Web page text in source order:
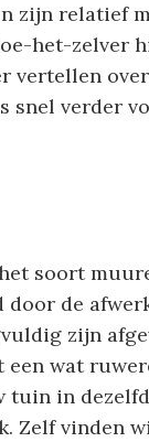
zijn relatief
het-zelver
vertellen
snel verder
soort
de
zijn
een wat
tuin in
Zelf vinden